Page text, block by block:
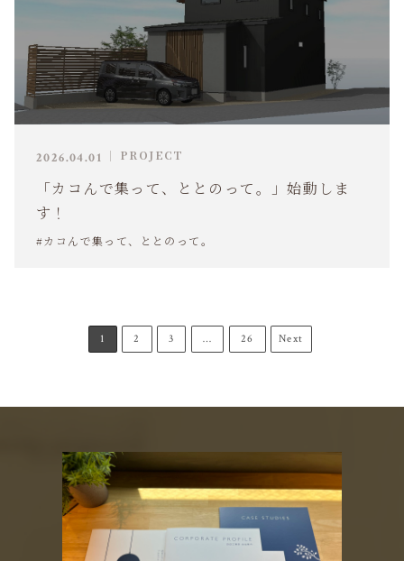
2026.04.01 PROJECT
「カコんで集って、ととのって。」始動しま
す！
#カコんで集って、ととのって。
1 2 3 … 26 Next